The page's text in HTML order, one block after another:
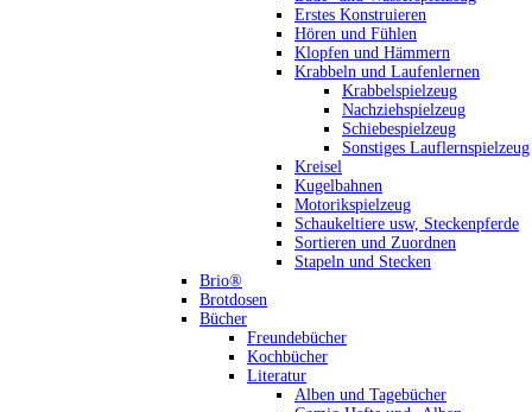
Erstes Konstruieren
Hören und Fühlen
Klopfen und Hämmern
Krabbeln und Laufenlernen
Krabbelspielzeug
Nachziehspielzeug
Schiebespielzeug
Sonstiges Lauflernspielzeug
Kreisel
Kugelbahnen
Motorikspielzeug
Schaukeltiere usw, Steckenpferde
Sortieren und Zuordnen
Stapeln und Stecken
Brio®
Brotdosen
Bücher
Freundebücher
Kochbücher
Literatur
Alben und Tagebücher